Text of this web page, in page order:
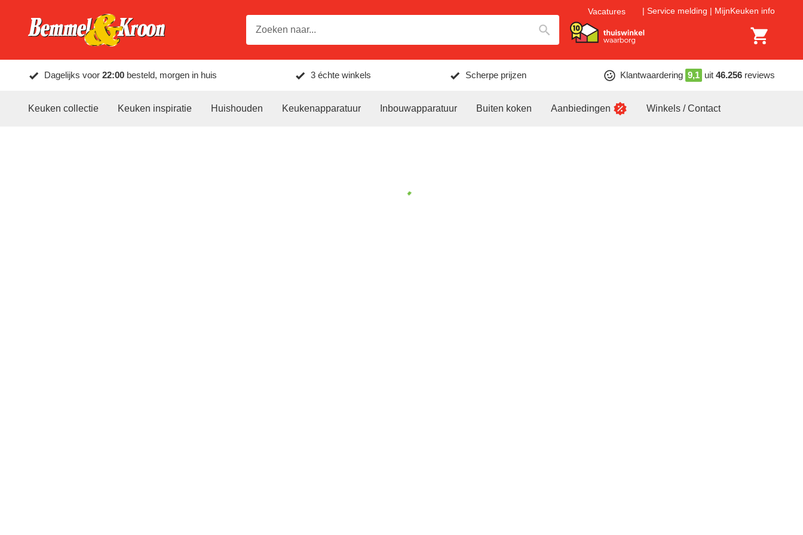
Vacatures Service melding MijnKeuken info
Dagelijks voor 22:00 besteld, morgen in huis 3 échte winkels Scherpe prijzen Klantwaardering 9,1 uit 46.256 reviews
Keuken collectie Keuken inspiratie Huishouden Keukenapparatuur Inbouwapparatuur Buiten koken Aanbiedingen Winkels / Contact